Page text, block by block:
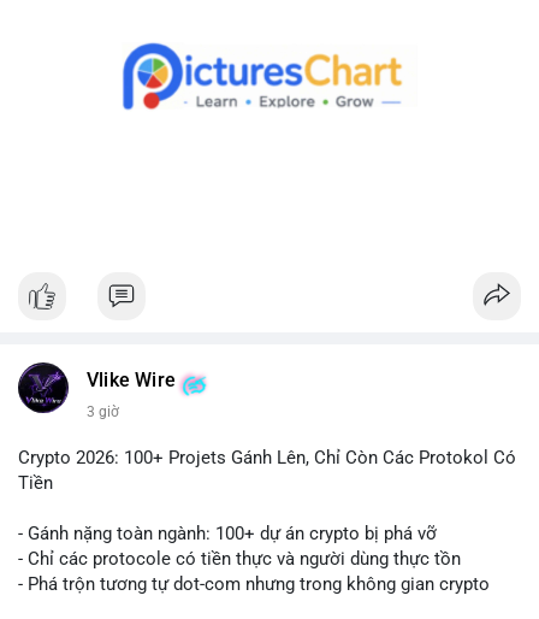
hành động theo cảm xúc. Nếu chuyển sang ví lạnh, đây là tín
hiệu tích cực cho xu hướng dài hạn.
Vlike Wire
3 giờ
Crypto 2026: 100+ Projets Gánh Lên, Chỉ Còn Các Protokol Có
Tiền
- Gánh nặng toàn ngành: 100+ dự án crypto bị phá vỡ
- Chỉ các protocole có tiền thực và người dùng thực tồn
- Phá trộn tương tự dot-com nhưng trong không gian crypto